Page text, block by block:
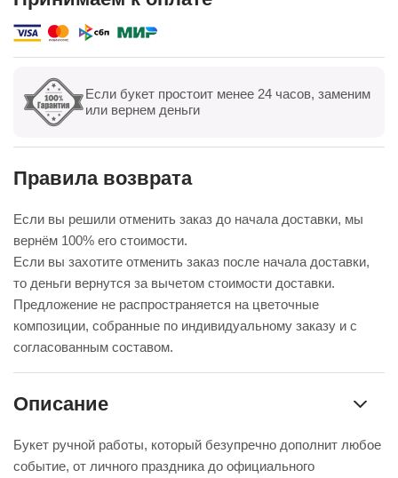
доставка. Огромное спасибо за настроение
Показать все Оставить отзыв
Если букет простоит менее 24 часов, заменим
или вернем деньги
Правила возврата
Если вы решили отменить заказ до начала доставки, мы
вернём 100% его стоимости.
Если вы захотите отменить заказ после начала доставки,
то деньги вернутся за вычетом стоимости доставки.
Предложение не распространяется на цветочные
композиции, собранные по индивидуальному заказу и с
согласованным составом.
Описание
Букет ручной работы, который безупречно дополнит любое
событие, от личного праздника до официального